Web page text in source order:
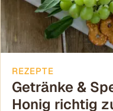
REZEPTE
Getränke &
Honig richtig